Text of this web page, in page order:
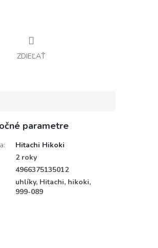
ZDIEĽAŤ
parametre
:
Hitachi Hikoki
2 roky
4966375135012
uhlíky, Hitachi, hikoki,
999-089